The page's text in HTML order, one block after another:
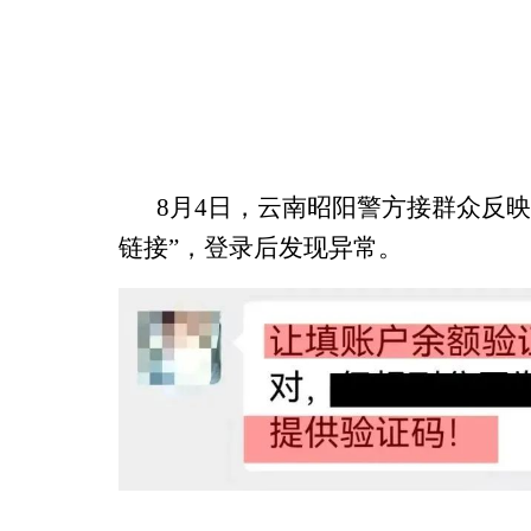
8月4日，云南昭阳警方接群众反
链接”，登录后发现异常。